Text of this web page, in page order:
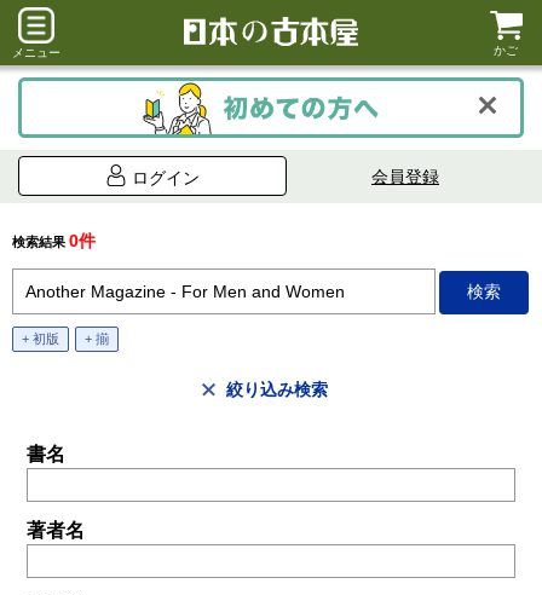
メニュー かご
ログイン 会員登録
検索結果 0件
+ 初版 + 揃
絞り込み検索
書名
著者名